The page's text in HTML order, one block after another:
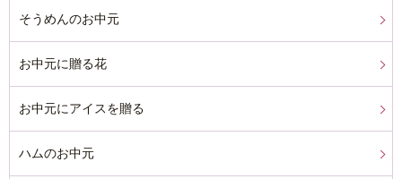
そうめんのお中元
お中元に贈る花
お中元にアイスを贈る
ハムのお中元